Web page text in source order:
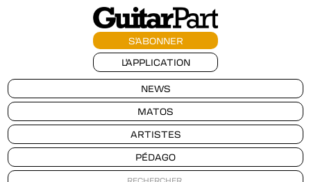
S'ABONNER
L'APPLICATION
NEWS
MATOS
ARTISTES
PÉDAGO